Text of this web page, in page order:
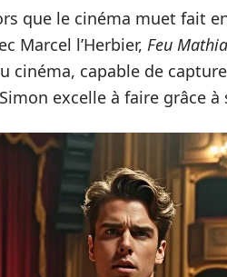
que le cinéma muet fait
Marcel l’Herbier, Feu
cinéma, capable de
excelle à faire grâce